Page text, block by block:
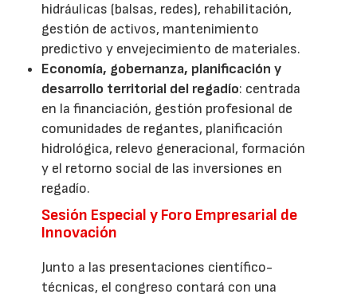
hidráulicas (balsas, redes), rehabilitación,
gestión de activos, mantenimiento
predictivo y envejecimiento de materiales.
Economía, gobernanza, planificación y
desarrollo territorial del regadío: centrada
en la financiación, gestión profesional de
comunidades de regantes, planificación
hidrológica, relevo generacional, formación
y el retorno social de las inversiones en
regadío.
Sesión Especial y Foro Empresarial de
Innovación
Junto a las presentaciones científico-
técnicas, el congreso contará con una